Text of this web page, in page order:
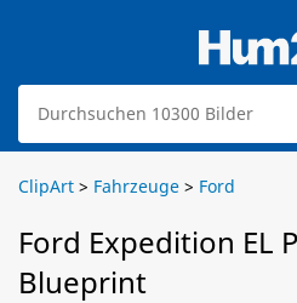
ClipArt > Fahrzeuge > Ford
Ford Expedition EL
Blueprint